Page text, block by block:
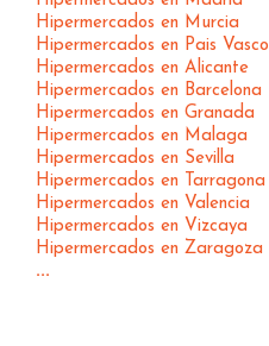
Hipermercados en Murcia
Hipermercados en Pais Vasco
Hipermercados en Alicante
Hipermercados en Barcelona
Hipermercados en Granada
Hipermercados en Malaga
Hipermercados en Sevilla
Hipermercados en Tarragona
Hipermercados en Valencia
Hipermercados en Vizcaya
Hipermercados en Zaragoza
...